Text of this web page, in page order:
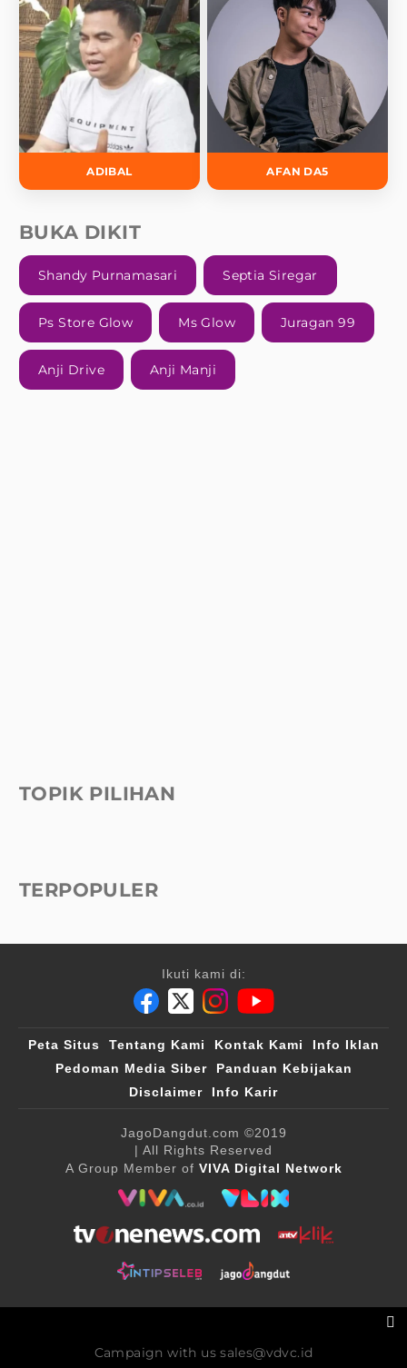
ADIBAL AFAN DA5
BUKA DIKIT
Shandy Purnamasari Septia Siregar
Ps Store Glow Ms Glow Juragan 99
Anji Drive Anji Manji
TOPIK PILIHAN
TERPOPULER
Ikuti kami di:
Peta Situs Tentang Kami Kontak Kami
Info Iklan
Pedoman Media Siber
Panduan Kebijakan
Disclaimer
Info Karir
JagoDangdut.com ©2019
| All Rights Reserved
A Group Member of VIVA Digital Network
